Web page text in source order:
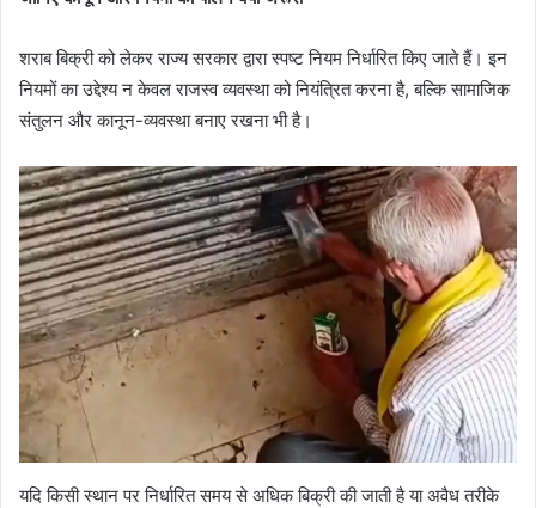
शराब बिक्री को लेकर राज्य सरकार द्वारा स्पष्ट नियम निर्धारित किए जाते हैं। इन
नियमों का उद्देश्य न केवल राजस्व व्यवस्था को नियंत्रित करना है, बल्कि सामाजिक
संतुलन और कानून-व्यवस्था बनाए रखना भी है।
यदि किसी स्थान पर निर्धारित समय से अधिक बिक्री की जाती है या अवैध तरीके